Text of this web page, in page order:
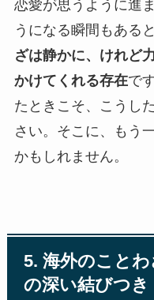
恋愛が思うように進
うになる瞬間もある
ざは静かに、けれど
かけてくれる存在で
たときこそ、こうし
さい。そこに、もう
かもしれません。
5. 海外のこと
の深い結びつき